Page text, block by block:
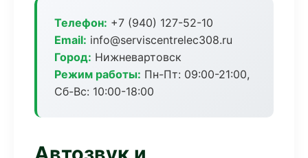
Телефон: +7 (940) 127-52-10
Email: info@serviscentrelec308.ru
Город: Нижневартовск
Режим работы: Пн-Пт: 09:00-21:00,
Сб-Вс: 10:00-18:00